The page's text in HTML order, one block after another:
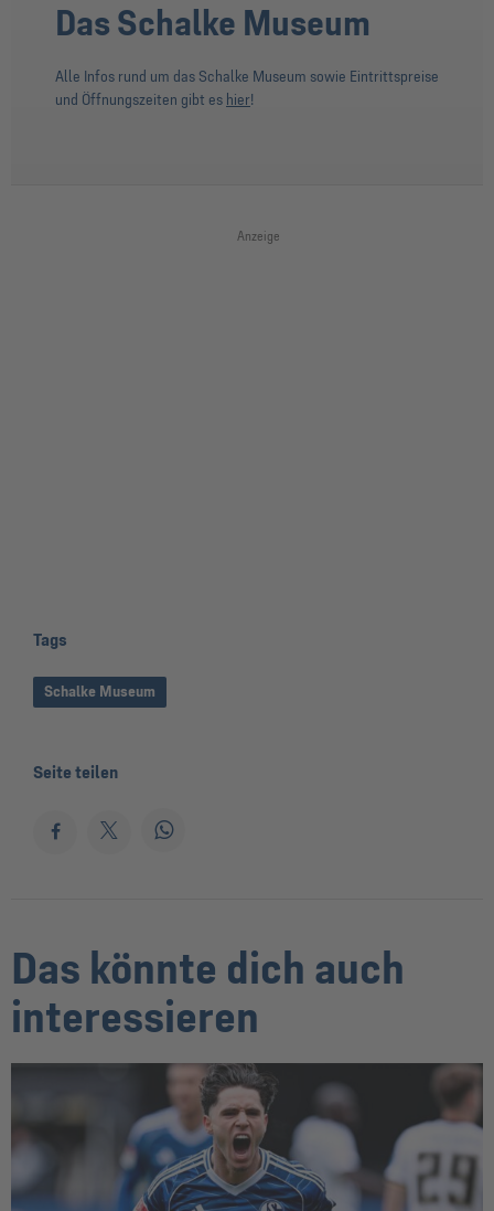
Das Schalke Museum
Alle Infos rund um das Schalke Museum sowie Eintrittspreise
und Öffnungszeiten gibt es hier!
Anzeige
Tags
Schalke Museum
Seite teilen
Das könnte dich auch
interessieren